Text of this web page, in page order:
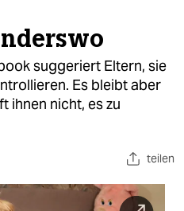
suggeriert Eltern, sie
Es bleibt aber
ihnen nicht, es zu
teilen